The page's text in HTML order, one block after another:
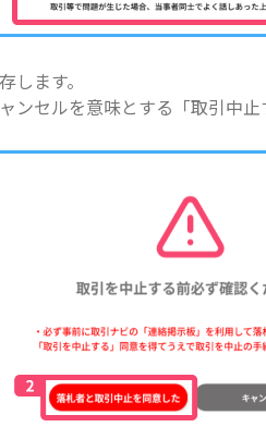
ます。
ンセルを意味とする「取引中